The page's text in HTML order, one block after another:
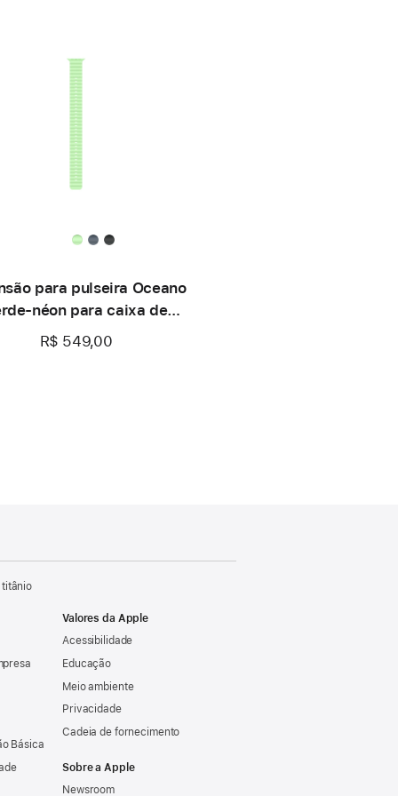
para pulseira Oceano
néon para caixa de
– Natural de titânio
R$ 549,00
titânio
Básica
Valores da Apple
Acessibilidade
Educação
Meio ambiente
Privacidade
Cadeia de fornecimento
Sobre a Apple
Newsroom